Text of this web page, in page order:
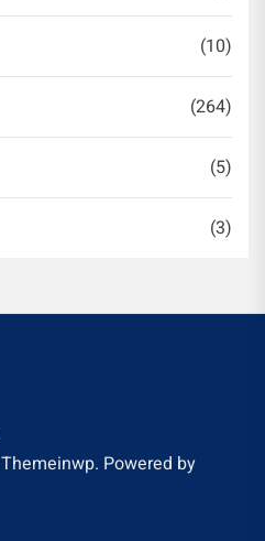
(10)
(264)
(5)
(3)
Themeinwp. Powered by